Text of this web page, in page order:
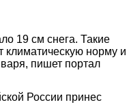
19 см снега. Такие
норму и
пишет портал
России принес